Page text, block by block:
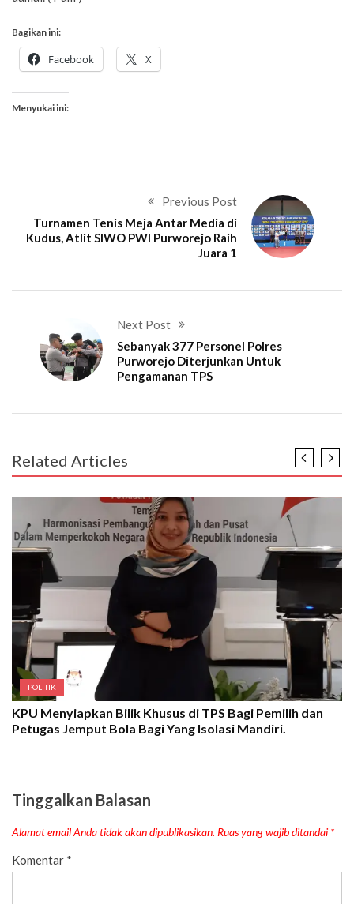
Bagikan ini:
Facebook X
Menyukai ini:
Previous Post
Turnamen Tenis Meja Antar Media di
Kudus, Atlit SIWO PWI Purworejo Raih
Juara 1
Next Post
Sebanyak 377 Personel Polres
Purworejo Diterjunkan Untuk
Pengamanan TPS
Related Articles
POLITIK
KPU Menyiapkan Bilik Khusus di TPS Bagi Pemilih dan
Petugas Jemput Bola Bagi Yang Isolasi Mandiri.
Tinggalkan Balasan
Alamat email Anda tidak akan dipublikasikan. Ruas yang wajib ditandai *
Komentar *